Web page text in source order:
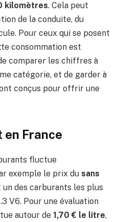
kilomètres. Cela peut
de la conduite, du
Pour ceux qui se posent
consommation est
comparer les chiffres à
catégorie, et de garder à
conçus pour offrir une
en France
fluctue
exemple le prix du sans
un des carburants les plus
V6. Pour une évaluation
autour de 1,70 € le litre,